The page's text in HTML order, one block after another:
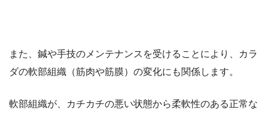
また、鍼や手技のメンテナンスを受けることにより、カラ
ダの軟部組織（筋肉や筋膜）の変化にも関係します。
軟部組織が、カチカチの悪い状態から柔軟性のある正常な